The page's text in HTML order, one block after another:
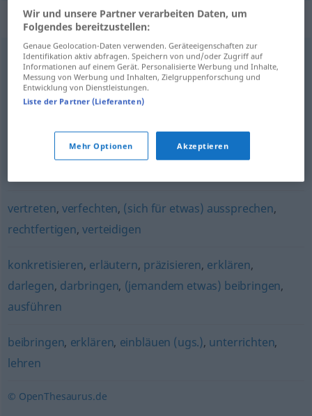
Synonyme für "vermitteln"
(einen Streit) beilegen,befrieden,schlichten
durchstellen,verbinden
übermitteln,überliefern
vertreten, verfechten, (sich für etwas) aussprechen,
rechtfertigen,verteidigen
konkretisieren, erläutern, präzisieren, erklären,
darlegen, darbringen, (jemandem etwas) beibringen,
ausführen
beibringen, erklären, einbläuen (ugs.), unterrichten,
lehren
© OpenThesaurus.de
Wir und unsere Partner verarbeiten Daten, um
Folgendes bereitzustellen:
Genaue Geolocation-Daten verwenden. Geräteeigenschaften zur
Identifikation aktiv abfragen. Speichern von und/oder Zugriff auf
Informationen auf einem Gerät. Personalisierte Werbung und Inhalte,
Messung von Werbung und Inhalten, Zielgruppenforschung und
Entwicklung von Dienstleistungen.
Liste der Partner (Lieferanten)
Mehr Optionen Akzeptieren